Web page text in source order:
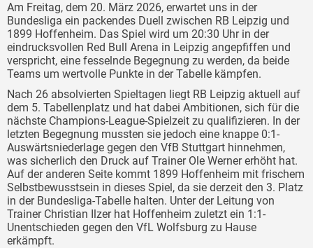
Am Freitag, dem 20. März 2026, erwartet uns in der
Bundesliga ein packendes Duell zwischen RB Leipzig und
1899 Hoffenheim. Das Spiel wird um 20:30 Uhr in der
eindrucksvollen Red Bull Arena in Leipzig angepfiffen und
verspricht, eine fesselnde Begegnung zu werden, da beide
Teams um wertvolle Punkte in der Tabelle kämpfen.
Nach 26 absolvierten Spieltagen liegt RB Leipzig aktuell auf
dem 5. Tabellenplatz und hat dabei Ambitionen, sich für die
nächste Champions-League-Spielzeit zu qualifizieren. In der
letzten Begegnung mussten sie jedoch eine knappe 0:1-
Auswärtsniederlage gegen den VfB Stuttgart hinnehmen,
was sicherlich den Druck auf Trainer Ole Werner erhöht hat.
Auf der anderen Seite kommt 1899 Hoffenheim mit frischem
Selbstbewusstsein in dieses Spiel, da sie derzeit den 3. Platz
in der Bundesliga-Tabelle halten. Unter der Leitung von
Trainer Christian Ilzer hat Hoffenheim zuletzt ein 1:1-
Unentschieden gegen den VfL Wolfsburg zu Hause
erkämpft.